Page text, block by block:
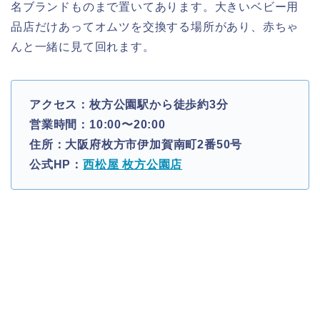
名ブランドものまで置いてあります。大きいベビー用
品店だけあってオムツを交換する場所があり、赤ちゃ
んと一緒に見て回れます。
アクセス：枚方公園駅から徒歩約3分
営業時間：10:00〜20:00
住所：大阪府枚方市伊加賀南町2番50号
公式HP： 西松屋 枚方公園店